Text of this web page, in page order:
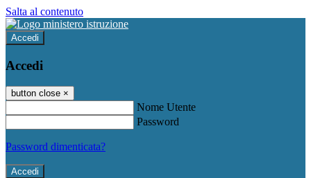
Salta al contenuto
Accedi
Accedi
button close ×
Nome Utente
Password
Password dimenticata?